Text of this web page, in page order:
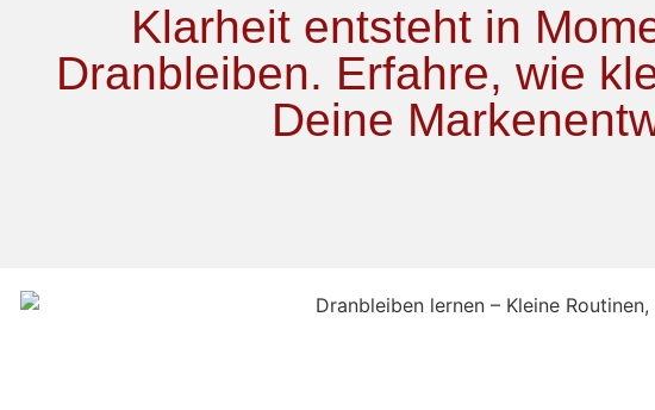
Klarheit entsteht in
Dranbleiben. Erfahre, wie
Deine